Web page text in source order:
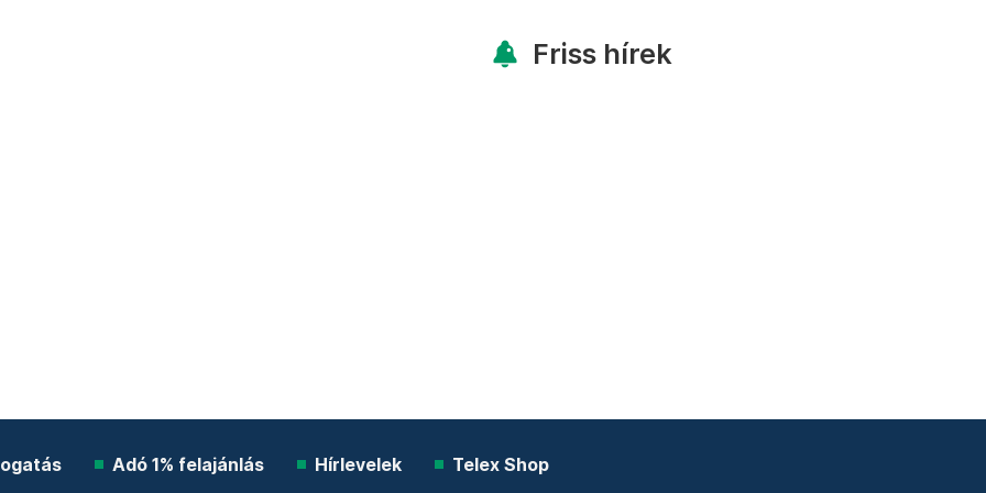
Friss hírek
Adó 1% felajánlás Hírlevelek Telex Shop